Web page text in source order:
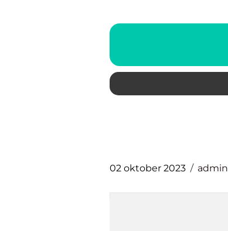
02 oktober 2023 admin